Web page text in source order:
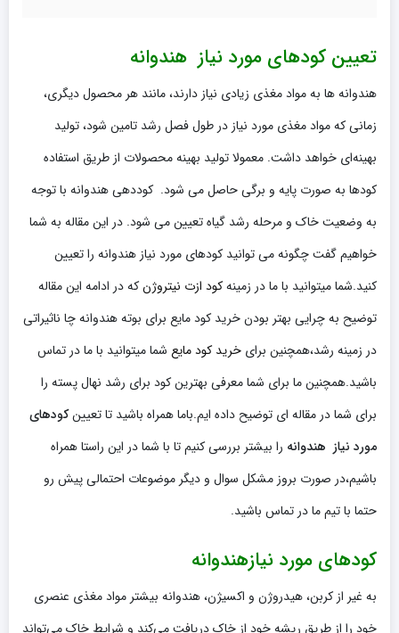
تعیین کودهای مورد نیاز هندوانه
هندوانه ها به مواد مغذی زیادی نیاز دارند، مانند هر محصول دیگری،
زمانی که مواد مغذی مورد نیاز در طول فصل رشد تامین شود، تولید
بهینه‌ای خواهد داشت. معمولا تولید بهینه محصولات از طریق استفاده
کودها به صورت پایه و برگی حاصل می شود. کوددهی هندوانه با توجه
به وضعیت خاک و مرحله رشد گیاه تعیین می شود. در این مقاله به شما
خواهیم گفت چگونه می توانید کودهای مورد نیاز هندوانه را تعیین
کنید.شما میتوانید با ما در زمینهکود ازت نیتروژنکه در ادامه این مقاله
توضیح به چرایی بهتر بودن خرید کود مایع برای بوته هندوانه چا ناثیراتی
در زمینه رشد،همچنین برای خرید کود مایع شما میتوانید با ما در تماس
باشید.همچنین ما برای شما معرفی بهترین کود برای رشد نهال پسته را
برای شما در مقاله ای توضیح داده ایم.باما همراه باشید تا تعیینکودهای
مورد نیاز هندوانه را بیشتر بررسی کنیم تا با شما در این راستا همراه
باشیم،در صورت بروز مشکل سوال و دیگر موضوعات احتمالی پیش رو
حتما با تیم ما در تماس باشید.
کودهای مورد نیازهندوانه
به غیر از کربن، هیدروژن و اکسیژن، هندوانه بیشتر مواد مغذی عنصری
خود را از طریق ریشه خود از خاک دریافت می‌کند و شرایط خاک می‌تواند